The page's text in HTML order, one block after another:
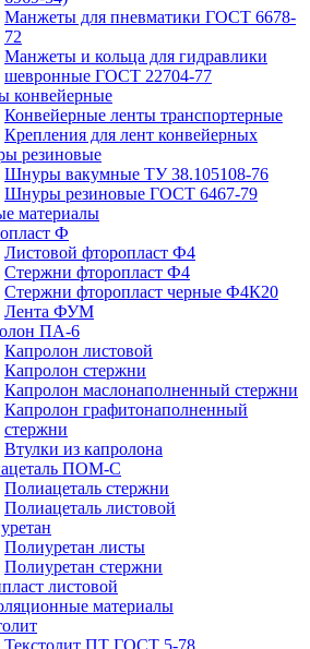
Манжеты для пневматики ГОСТ 6678-
72
Манжеты и кольца для гидравлики
шевронные ГОСТ 22704-77
конвейерные
Конвейерные ленты транспортерные
Крепления для лент конвейерных
резиновые
Шнуры вакумные ТУ 38.105108-76
Шнуры резиновые ГОСТ 6467-79
материалы
Ф
Листовой фторопласт Ф4
Стержни фторопласт Ф4
Стержни фторопласт черные Ф4К20
Лента ФУМ
ПА-6
Капролон листовой
Капролон стержни
Капролон маслонаполненный стержни
Капролон графитонаполненный
стержни
Втулки из капролона
ПОМ-С
Полиацеталь стержни
Полиацеталь листовой
Полиуретан листы
Полиуретан стержни
листовой
материалы
Текстолит ПТ ГОСТ 5-78